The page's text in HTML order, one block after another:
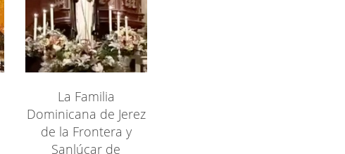
La Familia
Dominicana de Jerez
de la Frontera y
Sanlúcar de